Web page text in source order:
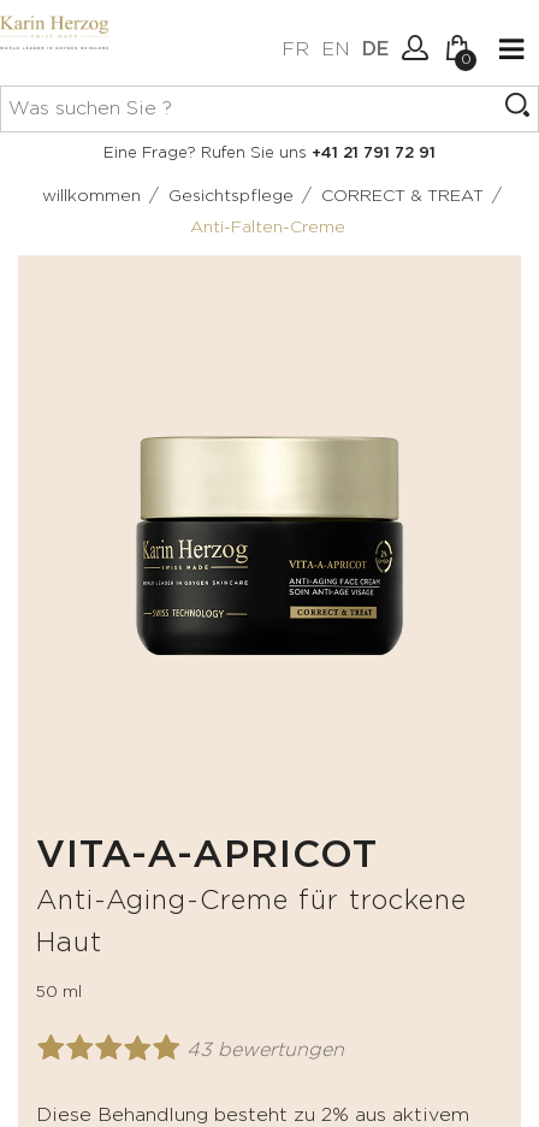
FR EN DE
Verbindung
0
Keine Artikel im Warenkorb.
Eine Frage? Rufen Sie uns +41 21 791 72 91
willkommen / Gesichtspflege / CORRECT & TREAT /
Anti-Falten-Creme
VITA-A-APRICOT
Anti-Aging-Creme für trockene
Haut
50 ml
43 bewertungen
Diese Behandlung besteht zu 2% aus aktivem